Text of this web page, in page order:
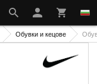
Обувки и кецове